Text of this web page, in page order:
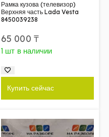
Рамка кузова (телевизор)
Верхняя часть Lada Vesta
8450039238
65 000 ₸
1 шт в наличии
Купить сейчас